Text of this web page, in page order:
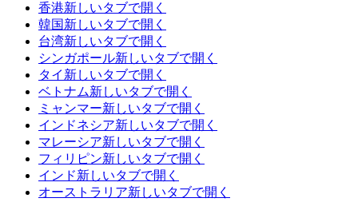
香港新しいタブで開く
韓国新しいタブで開く
台湾新しいタブで開く
シンガポール新しいタブで開く
タイ 新しいタブで開く
ベトナム新しいタブで開く
ミャンマー新しいタブで開く
インドネシア新しいタブで開く
マレーシア新しいタブで開く
フィリピン新しいタブで開く
インド新しいタブで開く
オーストラリア新しいタブで開く